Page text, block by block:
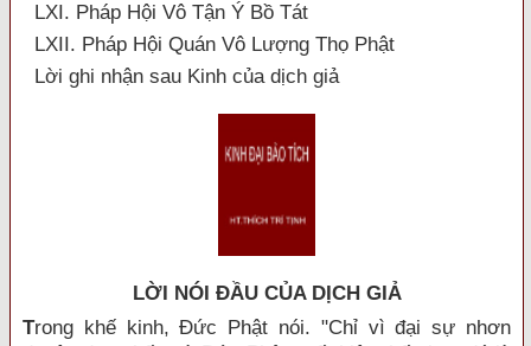
LXI. Pháp Hội Vô Tận Ý Bồ Tát
LXII. Pháp Hội Quán Vô Lượng Thọ Phật
Lời ghi nhận sau Kinh của dịch giả
LỜI NÓI ÐẦU CỦA DỊCH GIẢ
Trong khế kinh, Đức Phật nói. "Chỉ vì đại sự nhơn